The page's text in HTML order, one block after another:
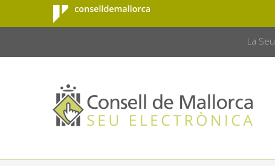
Salta al contingut principal
Consell de
Mallorca
La Seu